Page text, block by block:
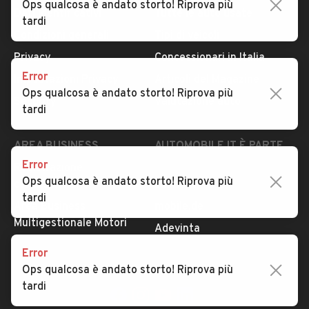
Dati identificativi
Privacy
Impostazioni Privacy
Security
Tutte le auto usate
Concessionari in Italia
Valutazione auto
AREA BUSINESS
Registrazione
concessionario
Multigestionale Motori
AUTOMOBILE.IT È PARTE
subito.it
Adevinta
SEGUICI
Ops qualcosa è andato storto! Riprova più
tardi
Error
Ops qualcosa è andato storto! Riprova più
tardi
Error
Ops qualcosa è andato storto! Riprova più
tardi
Error
Ops qualcosa è andato storto! Riprova più
tardi